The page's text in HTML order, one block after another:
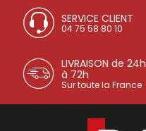
SERVICE CLIENT
04 75 58 80 10
LIVRAISON de 24h
à 72h
Sur toute la France